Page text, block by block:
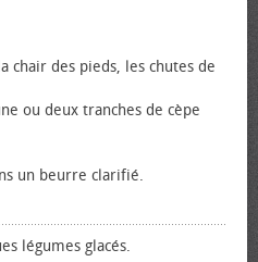
chair des pieds, les chutes de
ou deux tranches de cèpe
un beurre clarifié.
légumes glacés.